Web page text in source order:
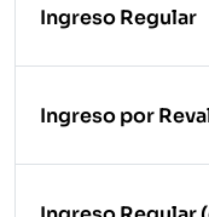
Ingreso Regular
Ingreso por